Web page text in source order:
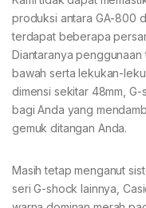
produksi antara GA-800
terdapat beberapa
Diantaranya
bawah serta lekukan-
dimensi sekitar 48mm,
bagi Anda yang
gemuk ditangan Anda.
Masih tetap menganut
seri G-shock lainnya,